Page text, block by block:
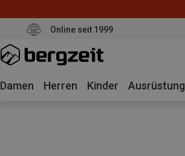
Online seit 1999
Damen Herren Kinder Ausrüstung